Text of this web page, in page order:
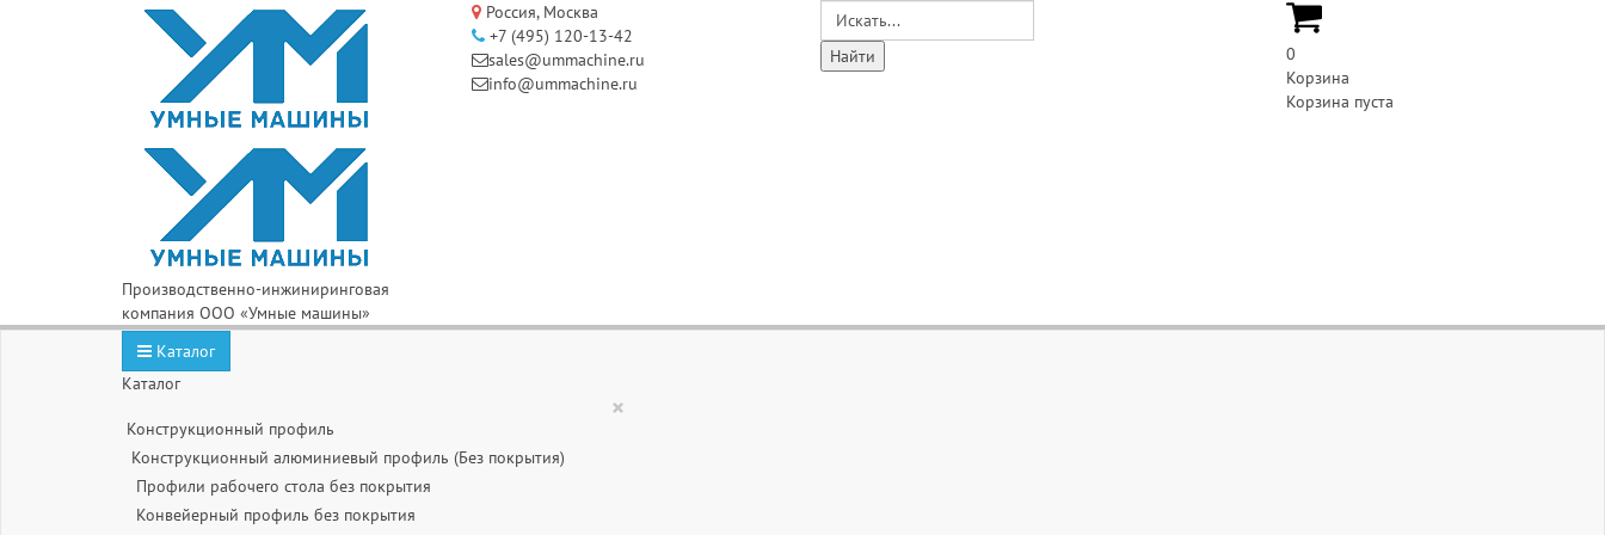
Производственно-инжиниринговая
компания ООО «Умные машины»
Россия, Москва
+7 (495) 120-13-42
sales@ummachine.ru
info@ummachine.ru
0
Корзина
Корзина пуста
Каталог
Каталог
×
Конструкционный профиль
Конструкционный алюминиевый профиль (Без покрытия)
Профили рабочего стола без покрытия
Конвейерный профиль без покрытия